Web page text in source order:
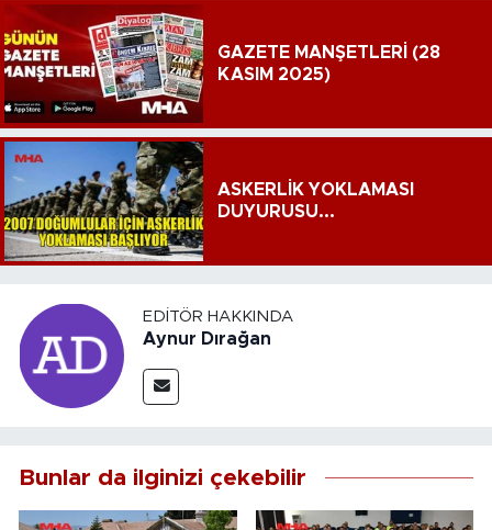
GAZETE MANŞETLERİ (28
KASIM 2025)
ASKERLİK YOKLAMASI
DUYURUSU...
EDITÖR HAKKINDA
Aynur Dırağan
Bunlar da ilginizi çekebilir